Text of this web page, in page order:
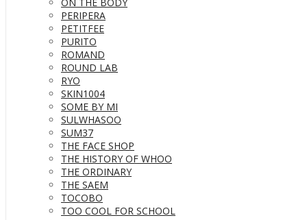
PERIPERA
PETITFEE
PURITO
ROMAND
ROUND LAB
RYO
SKIN1004
SOME BY MI
SULWHASOO
SUM37
THE FACE SHOP
THE HISTORY OF WHOO
THE ORDINARY
THE SAEM
TOCOBO
TOO COOL FOR SCHOOL